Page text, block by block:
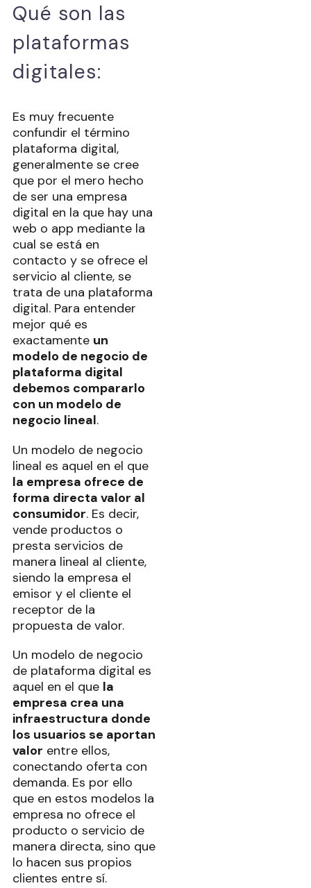
Qué son las
plataformas
digitales:
Es muy frecuente
confundir el término
plataforma digital,
generalmente se cree
que por el mero hecho
de ser una empresa
digital en la que hay una
web o app mediante la
cual se está en
contacto y se ofrece el
servicio al cliente, se
trata de una plataforma
digital. Para entender
mejor qué es
exactamente un
modelo de negocio de
plataforma digital
debemos compararlo
con un modelo de
negocio lineal.
Un modelo de negocio
lineal es aquel en el que
la empresa ofrece de
forma directa valor al
consumidor. Es decir,
vende productos o
presta servicios de
manera lineal al cliente,
siendo la empresa el
emisor y el cliente el
receptor de la
propuesta de valor.
Un modelo de negocio
de plataforma digital es
aquel en el que la
empresa crea una
infraestructura donde
los usuarios se aportan
valor entre ellos,
conectando oferta con
demanda. Es por ello
que en estos modelos la
empresa no ofrece el
producto o servicio de
manera directa, sino que
lo hacen sus propios
clientes entre sí.